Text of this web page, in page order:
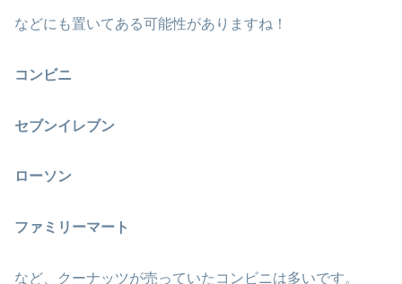
などにも置いてある可能性がありますね！
コンビニ
セブンイレブン
ローソン
ファミリーマート
など、クーナッツが売っていたコンビニは多いです。